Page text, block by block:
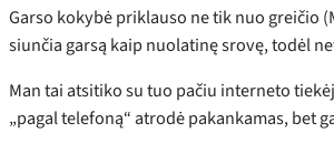
Garso kokybė priklauso ne tik nuo greičio
siunčia garsą kaip nuolatinę srovę, todėl
Man tai atsitiko su tuo pačiu interneto
„pagal telefoną“ atrodė pakankamas, bet